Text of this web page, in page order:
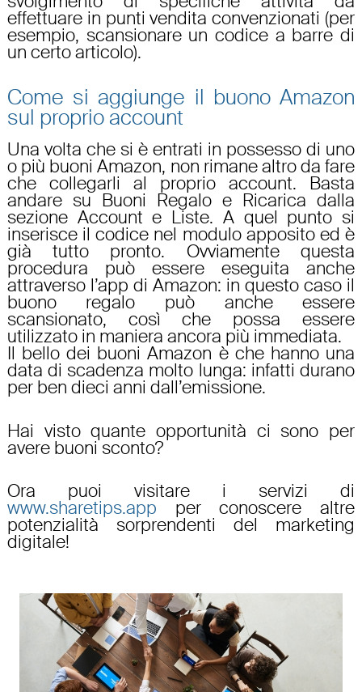
effettuare in punti vendita convenzionati (per
esempio, scansionare un codice a barre di
un certo articolo).
Come si aggiunge il buono Amazon
sul proprio account
Una volta che si è entrati in possesso di uno
o più buoni Amazon, non rimane altro da fare
che collegarli al proprio account. Basta
andare su Buoni Regalo e Ricarica dalla
sezione Account e Liste. A quel punto si
inserisce il codice nel modulo apposito ed è
già tutto pronto. Ovviamente questa
procedura può essere eseguita anche
attraverso l’app di Amazon: in questo caso il
buono regalo può anche essere
scansionato, così che possa essere
utilizzato in maniera ancora più immediata.
Il bello dei buoni Amazon è che hanno una
data di scadenza molto lunga: infatti durano
per ben dieci anni dall’emissione.
Hai visto quante opportunità ci sono per
avere buoni sconto?
Ora puoi visitare i servizi di
www.sharetips.app per conoscere altre
potenzialità sorprendenti del marketing
digitale!​